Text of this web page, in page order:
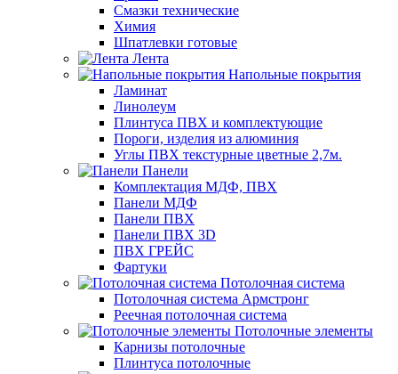
Смазки технические
Химия
Шпатлевки готовые
Лента
Напольные покрытия
Ламинат
Линолеум
Плинтуса ПВХ и комплектующие
Пороги, изделия из алюминия
Углы ПВХ текстурные цветные 2,7м.
Панели
Комплектация МДФ, ПВХ
Панели МДФ
Панели ПВХ
Панели ПВХ 3D
ПВХ ГРЕЙС
Фартуки
Потолочная система
Потолочная система Армстронг
Реечная потолочная система
Потолочные элементы
Карнизы потолочные
Плинтуса потолочные